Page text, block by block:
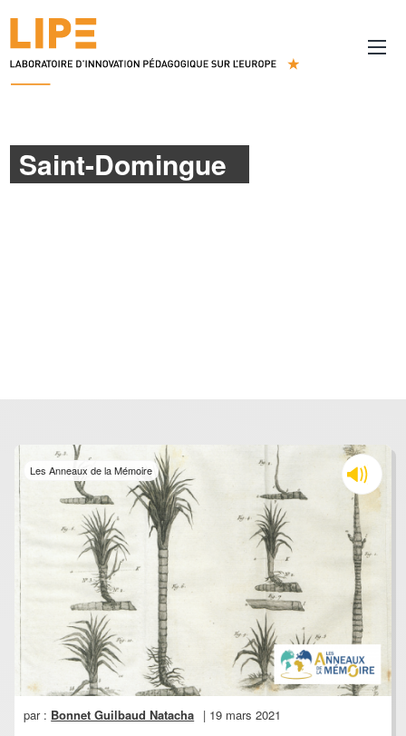
Saint-Domingue
Les Anneaux de la Mémoire
par : Bonnet Guilbaud Natacha | 19 mars 2021